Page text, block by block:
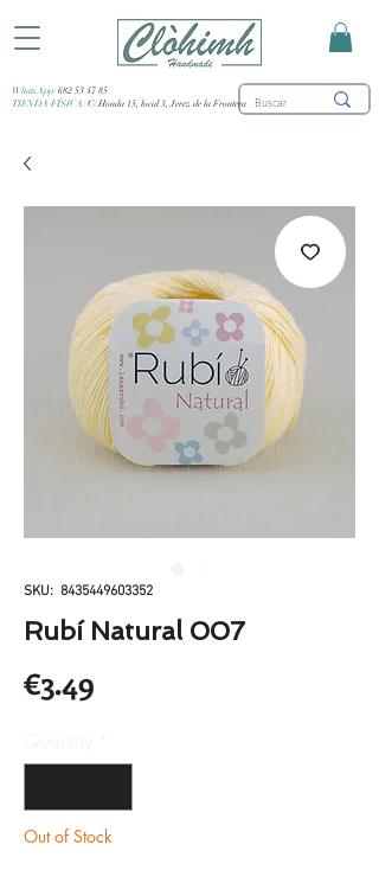
WhatsApp: 682 53 47 85
TIENDA FÍSICA: C/ Honda 15, local 3, Jerez de la Frontera
SKU: 8435449603352
Rubí Natural 007
€3.49Price
Out of Stock